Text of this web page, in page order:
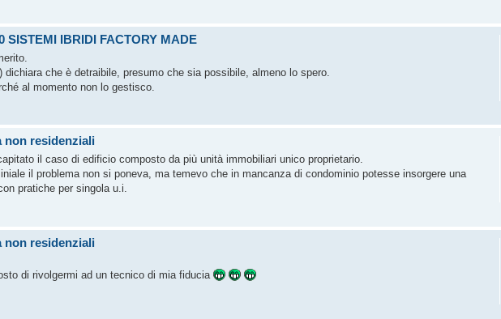
SISTEMI IBRIDI FACTORY MADE
dichiara che è detraibile, presumo che sia possibile, almeno lo spero.
al momento non lo gestisco.
non residenziali
il caso di edificio composto da più unità immobiliari unico proprietario.
il problema non si poneva, ma temevo che in mancanza di condominio potesse insorgere una
pratiche per singola u.i.
non residenziali
di rivolgermi ad un tecnico di mia fiducia